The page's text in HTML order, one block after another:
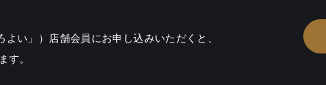
い」）店舗会員にお申し込みいただくと、
す。